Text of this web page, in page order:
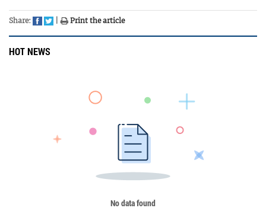
Share: Print the article
HOT NEWS
No data found